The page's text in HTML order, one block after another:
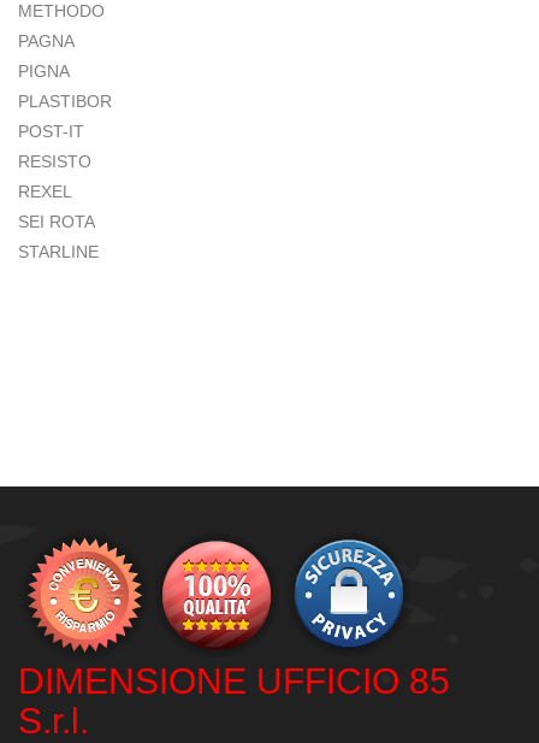
METHODO
PAGNA
PIGNA
PLASTIBOR
POST-IT
RESISTO
REXEL
SEI ROTA
STARLINE
DIMENSIONE UFFICIO 85
S.r.l.